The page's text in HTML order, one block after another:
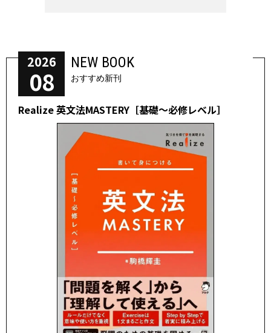
2026
08
NEW BOOK
おすすめ新刊
Realize 英文法MASTERY［基礎～必修レベル］